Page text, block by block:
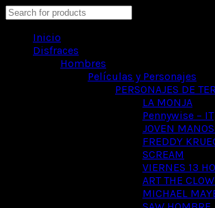
Inicio
Disfraces
Hombres
Películas y Personajes
PERSONAJES DE
LA MONJA
Pennywise – IT
JOVEN
FREDDY
SCREAM
VIERNES 13
ART THE
MICHAEL